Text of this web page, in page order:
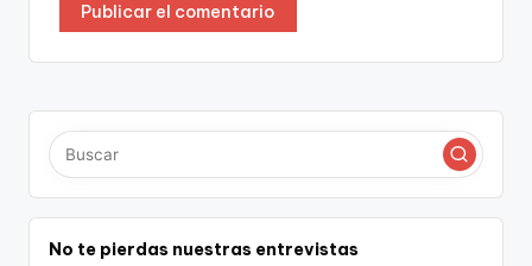
No te pierdas nuestras entrevistas